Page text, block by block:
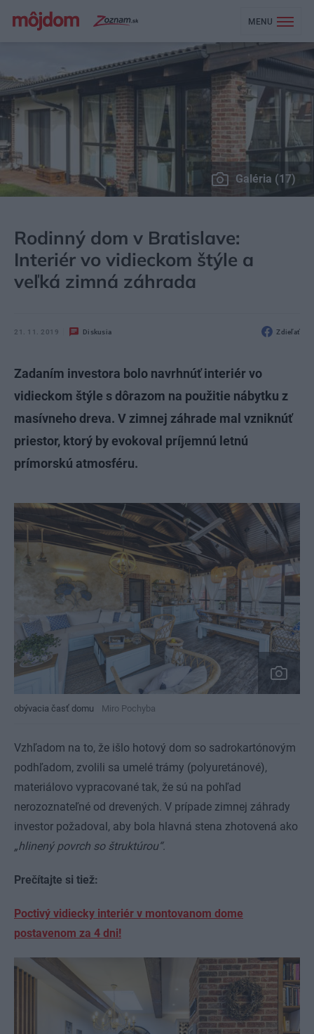
MENU
Galéria (17)
Rodinný dom v Bratislave:
Interiér vo vidieckom štýle a
veľká zimná záhrada
21. 11. 2019 Diskusia Zdieľať
Zadaním investora bolo navrhnúť interiér vo
vidieckom štýle s dôrazom na použitie nábytku z
masívneho dreva. V zimnej záhrade mal vzniknúť
priestor, ktorý by evokoval príjemnú letnú
prímorskú atmosféru.
obývacia časť domu Miro Pochyba
Vzhľadom na to, že išlo hotový dom so sadrokartónovým
podhľadom, zvolili sa umelé trámy (polyuretánové),
materiálovo vypracované tak, že sú na pohľad
nerozoznateľné od drevených. V prípade zimnej záhrady
investor požadoval, aby bola hlavná stena zhotovená ako
„hlinený povrch so štruktúrou“.
Prečítajte si tiež:
Poctivý vidiecky interiér v montovanom dome
postavenom za 4 dni!